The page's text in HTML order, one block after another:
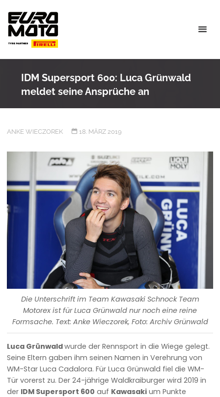
content
IDM Supersport 600: Luca Grünwald
meldet seine Ansprüche an
ANKE WIECZOREK 18. MÄRZ 2019
Die Unterschrift im Team Kawasaki Schnock Team
Motorex ist für Luca Grünwald nur noch eine reine
Formsache. Text: Anke Wieczorek, Foto: Archiv Grünwald
Luca Grünwaldwurde der Rennsport in die Wiege gelegt.
Seine Eltern gaben ihm seinen Namen in Verehrung von
WM-Star Luca Cadalora. Für Luca Grünwald fiel die WM-
Tür vorerst zu. Der 24-jährige Waldkraiburger wird 2019 in
der IDM Supersport 600 auf Kawasaki um Punkte